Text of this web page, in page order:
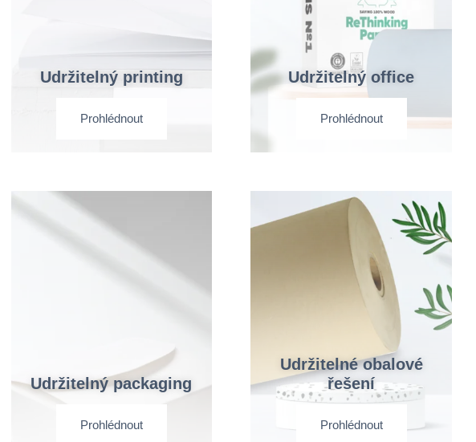
Udržitelný printing
Prohlédnout
Udržitelný office
Prohlédnout
Udržitelný packaging
Prohlédnout
Udržitelné obalové
řešení
Prohlédnout